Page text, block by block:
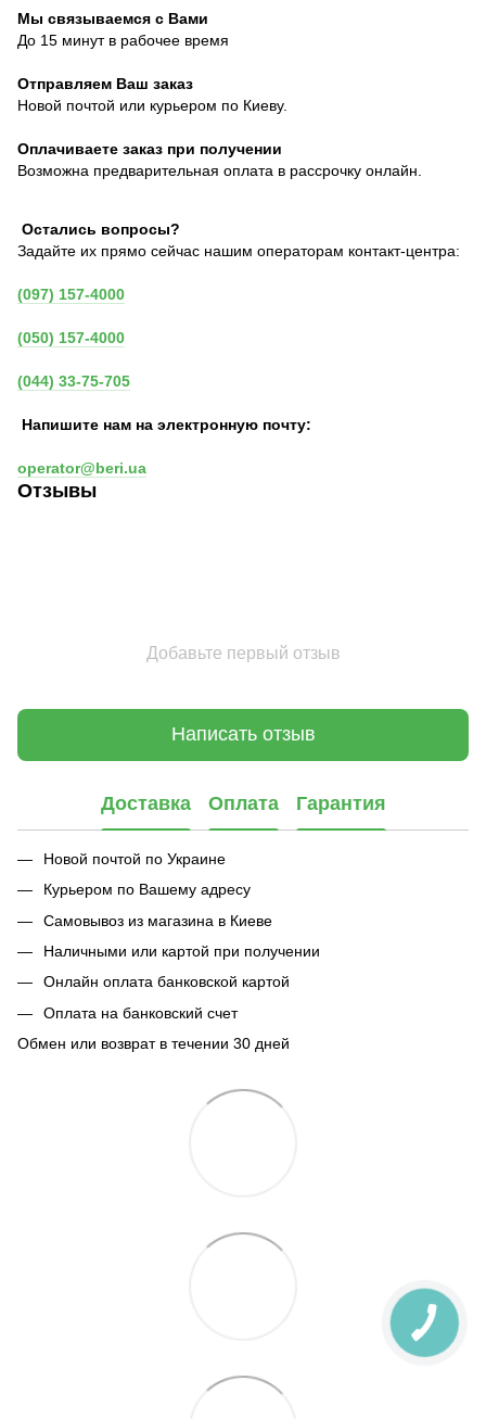
Мы связываемся с Вами
До 15 минут в рабочее время
Отправляем Ваш заказ
Новой почтой или курьером по Киеву.
Оплачиваете заказ при получении
Возможна предварительная оплата в рассрочку онлайн.
Остались вопросы?
Задайте их прямо сейчас нашим операторам контакт-центра:
(097) 157-4000
(050) 157-4000
(044) 33-75-705
Напишите нам на электронную почту:
operator@beri.ua
Отзывы
Добавьте первый отзыв
Написать отзыв
Доставка Оплата Гарантия
Новой почтой по Украине
Курьером по Вашему адресу
Самовывоз из магазина в Киеве
Наличными или картой при получении
Онлайн оплата банковской картой
Оплата на банковский счет
Обмен или возврат в течении 30 дней